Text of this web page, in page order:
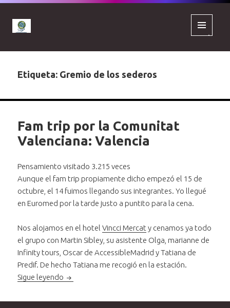
WIDGETS
Etiqueta: Gremio de los sederos
Fam trip por la Comunitat
Valenciana: Valencia
Pensamiento visitado 3.215 veces
Aunque el fam trip propiamente dicho empezó el 15 de
octubre, el 14 fuimos llegando sus integrantes. Yo llegué
en Euromed por la tarde justo a puntito para la cena.
Nos alojamos en el hotelVincci Mercat y cenamos ya todo
el grupo con Martin Sibley, su asistente Olga, marianne de
Infinity tours, Oscar de AccessibleMadrid y Tatiana de
Predif. De hecho Tatiana me recogió en la estación.
Sigue leyendo Fam trip por la Comunitat Valenciana: Valencia